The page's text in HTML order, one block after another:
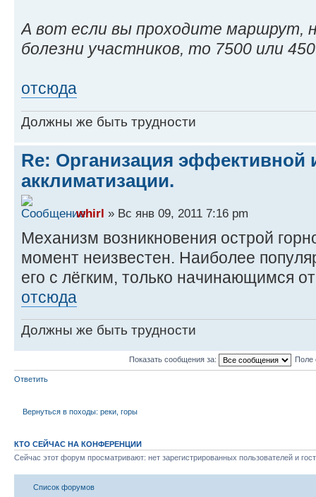
А вот если вы проходите маршрут,
болезни участников, то 7500 или
отсюда
Должны же быть трудности
Re: Организация эффективной
акклиматизации.
whirl » Вс янв 09, 2011 7:16 pm
Механизм возникновения острой
момент неизвестен. Наиболее
его с лёгким, только начинающимся
отсюда
Должны же быть трудности
Показать сообщения за: Поле
Ответить
Вернуться в походы: реки, горы
КТО СЕЙЧАС НА КОНФЕРЕНЦИИ
Сейчас этот форум просматривают: нет зарегистрированных пользователей и
Список форумов